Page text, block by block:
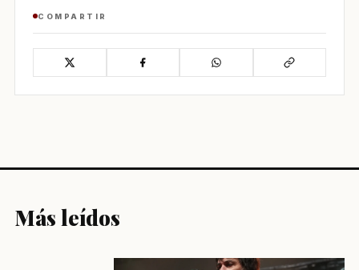
COMPARTIR
Más leídos